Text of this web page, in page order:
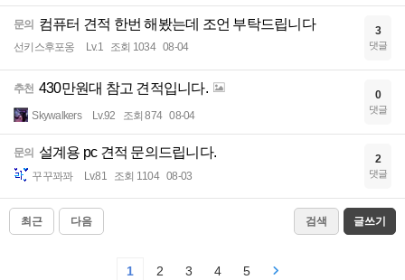
문의 컴퓨터 견적 한번 해봤는데 조언 부탁드립니다
선키스후포옹 Lv.1 조회 1034 08-04
3
댓글
추천 430만원대 참고 견적입니다.
Skywalkers Lv.92 조회 874 08-04
0
댓글
문의 설계용 pc 견적 문의드립니다.
꾸꾸꽈꽈 Lv.81 조회 1104 08-03
2
댓글
최근 다음 검색 글쓰기
1 2 3 4 5